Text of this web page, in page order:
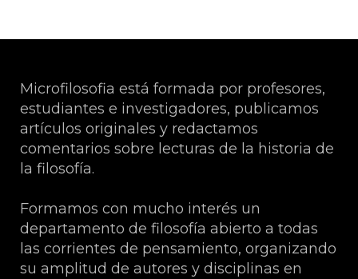
Microfilosofia está formada por profesores,
estudiantes e investigadores, publicamos
artículos originales y redactamos
comentarios sobre lecturas de la historia de
la filosofía.
Formamos con mucho interés un
departamento de filosofía abierto a todas
las corrientes de pensamiento, organizando
su amplitud de autores y disciplinas en